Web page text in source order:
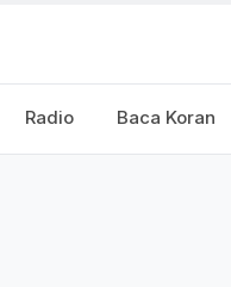
Radio Baca Koran